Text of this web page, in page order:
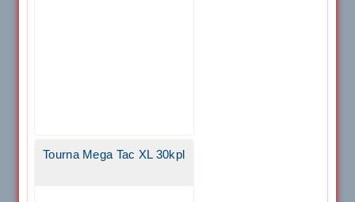
Tourna Mega Tac XL 30kpl